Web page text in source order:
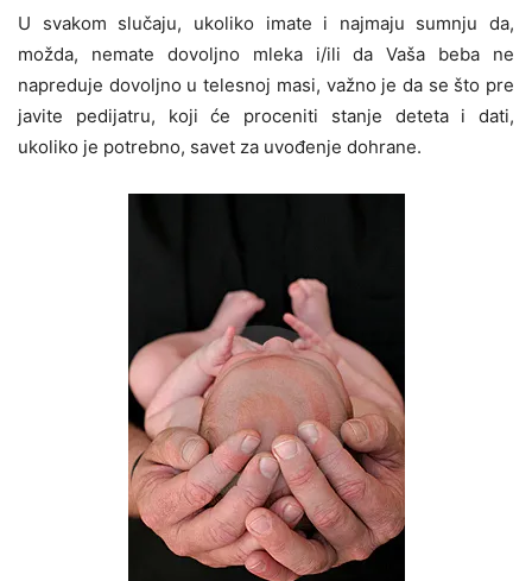
U svakom slučaju, ukoliko imate i najmaju sumnju da,
možda, nemate dovoljno mleka i/ili da Vaša beba ne
napreduje dovoljno u telesnoj masi, važno je da se što pre
javite pedijatru, koji će proceniti stanje deteta i dati,
ukoliko je potrebno, savet za uvođenje dohrane.